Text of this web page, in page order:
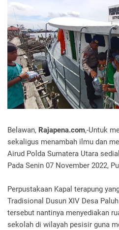
Belawan, Rajapena.com,-Untuk
sekaligus menambah ilmu dan
Airud Polda Sumatera Utara
Pada Senin 07 November 2022,
Perpustakaan Kapal terapung
Tradisional Dusun XIV Desa
tersebut nantinya menyediakan
sekolah di wilayah pesisir guna